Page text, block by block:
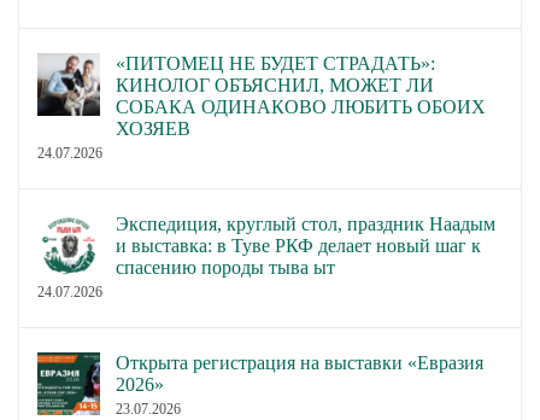
«ПИТОМЕЦ НЕ БУДЕТ СТРАДАТЬ»:
КИНОЛОГ ОБЪЯСНИЛ, МОЖЕТ ЛИ
СОБАКА ОДИНАКОВО ЛЮБИТЬ ОБОИХ
ХОЗЯЕВ
24.07.2026
Экспедиция, круглый стол, праздник Наадым
и выставка: в Туве РКФ делает новый шаг к
спасению породы тыва ыт
24.07.2026
Открыта регистрация на выставки «Евразия
2026»
23.07.2026